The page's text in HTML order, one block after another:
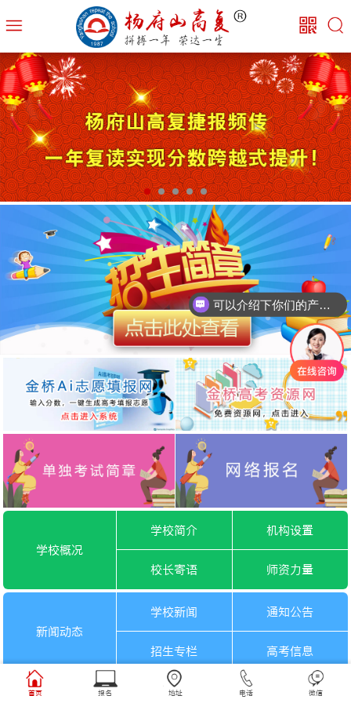
学校概况
学校简介 机构设置
校长寄语 师资力量
新闻动态
学校新闻 通知公告
招生专栏 高考信息
一月选考 六月选考
首页 报名 地址 电话 微信
可以介绍下你们的产品么？